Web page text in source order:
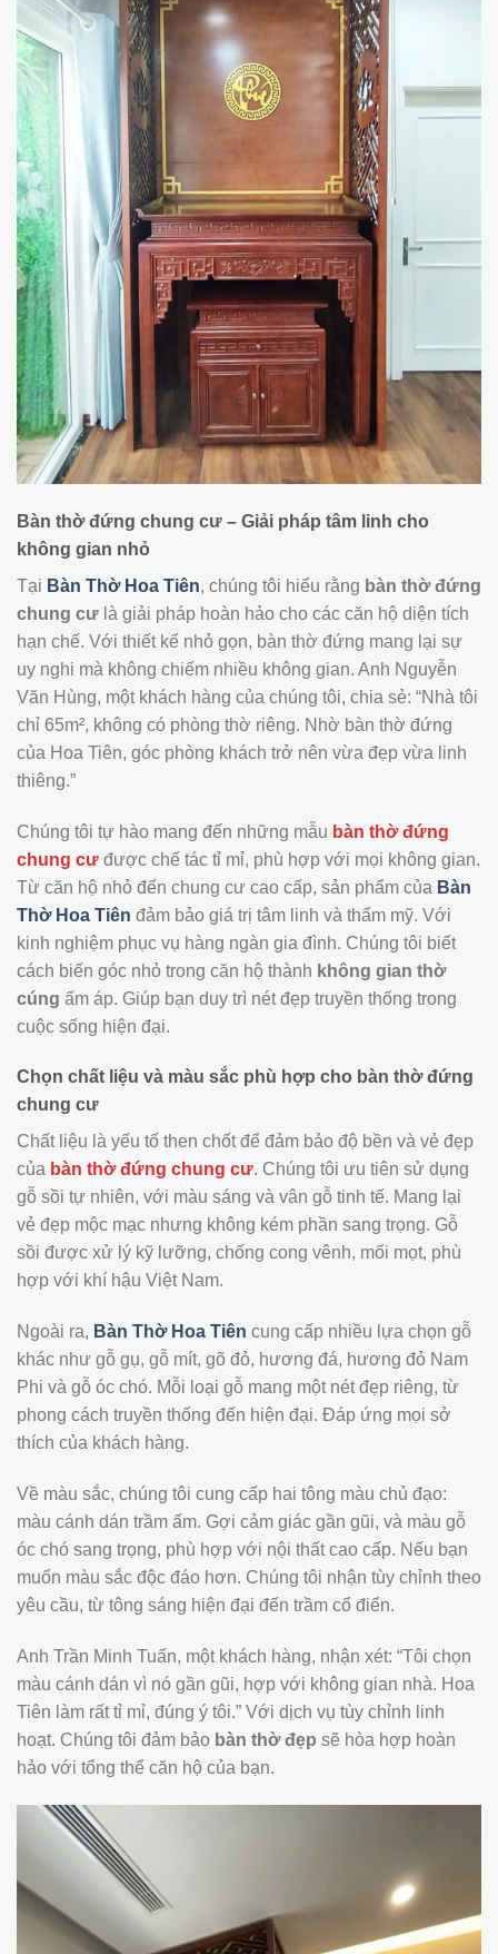
Bàn thờ đứng chung cư – Giải pháp tâm linh cho
không gian nhỏ
Tại Bàn Thờ Hoa Tiên, chúng tôi hiểu rằng bàn thờ đứng
chung cư là giải pháp hoàn hảo cho các căn hộ diện tích
hạn chế. Với thiết kế nhỏ gọn, bàn thờ đứng mang lại sự
uy nghi mà không chiếm nhiều không gian. Anh Nguyễn
Văn Hùng, một khách hàng của chúng tôi, chia sẻ: “Nhà tôi
chỉ 65m², không có phòng thờ riêng. Nhờ bàn thờ đứng
của Hoa Tiên, góc phòng khách trở nên vừa đẹp vừa linh
thiêng.”
Chúng tôi tự hào mang đến những mẫu bàn thờ đứng
chung cư được chế tác tỉ mỉ, phù hợp với mọi không gian.
Từ căn hộ nhỏ đến chung cư cao cấp, sản phẩm của Bàn
Thờ Hoa Tiên đảm bảo giá trị tâm linh và thẩm mỹ. Với
kinh nghiệm phục vụ hàng ngàn gia đình. Chúng tôi biết
cách biến góc nhỏ trong căn hộ thành không gian thờ
cúng ấm áp. Giúp bạn duy trì nét đẹp truyền thống trong
cuộc sống hiện đại.
Chọn chất liệu và màu sắc phù hợp cho bàn thờ đứng
chung cư
Chất liệu là yếu tố then chốt để đảm bảo độ bền và vẻ đẹp
của bàn thờ đứng chung cư. Chúng tôi ưu tiên sử dụng
gỗ sồi tự nhiên, với màu sáng và vân gỗ tinh tế. Mang lại
vẻ đẹp mộc mạc nhưng không kém phần sang trọng. Gỗ
sồi được xử lý kỹ lưỡng, chống cong vênh, mối mọt, phù
hợp với khí hậu Việt Nam.
Ngoài ra, Bàn Thờ Hoa Tiên cung cấp nhiều lựa chọn gỗ
khác như gỗ gụ, gỗ mít, gõ đỏ, hương đá, hương đỏ Nam
Phi và gỗ óc chó. Mỗi loại gỗ mang một nét đẹp riêng, từ
phong cách truyền thống đến hiện đại. Đáp ứng mọi sở
thích của khách hàng.
Về màu sắc, chúng tôi cung cấp hai tông màu chủ đạo:
màu cánh dán trầm ấm. Gợi cảm giác gần gũi, và màu gỗ
óc chó sang trọng, phù hợp với nội thất cao cấp. Nếu bạn
muốn màu sắc độc đáo hơn. Chúng tôi nhận tùy chỉnh theo
yêu cầu, từ tông sáng hiện đại đến trầm cổ điển.
Anh Trần Minh Tuấn, một khách hàng, nhận xét: “Tôi chọn
màu cánh dán vì nó gần gũi, hợp với không gian nhà. Hoa
Tiên làm rất tỉ mỉ, đúng ý tôi.” Với dịch vụ tùy chỉnh linh
hoạt. Chúng tôi đảm bảo bàn thờ đẹp sẽ hòa hợp hoàn
hảo với tổng thể căn hộ của bạn.